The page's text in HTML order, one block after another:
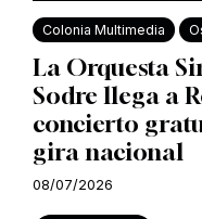
Colonia Multimedia
La Orquesta
Sodre llega a
concierto
gira nacional
08/07/2026